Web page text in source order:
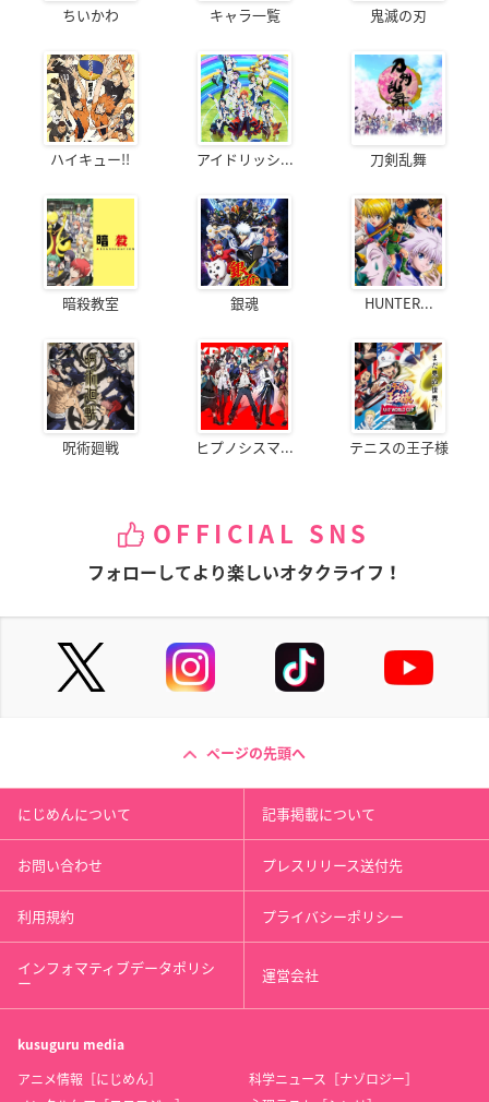
ちいかわ キャラ一覧 鬼滅の刃
ハイキュー!! アイドリッシ... 刀剣乱舞
暗殺教室 銀魂 HUNTER...
呪術廻戦 ヒプノシスマ... テニスの王子様
OFFICIAL SNS
フォローしてより楽しいオタクライフ！
ページの先頭へ
にじめんについて 記事掲載について
お問い合わせ プレスリリース送付先
利用規約 プライバシーポリシー
インフォマティブデータポリシ
ー 運営会社
kusuguru media
アニメ情報［にじめん］
科学ニュース［ナゾロジー］